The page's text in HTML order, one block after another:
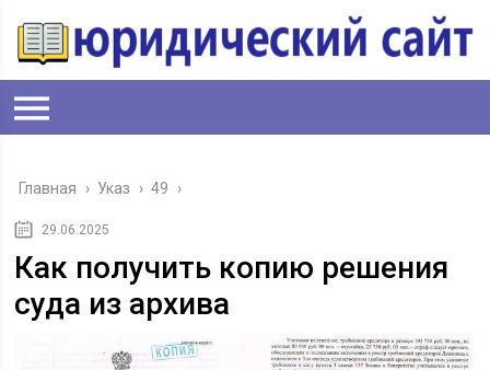
Главная › Указ › 49 ›
29.06.2025
Как получить копию решения
суда из архива